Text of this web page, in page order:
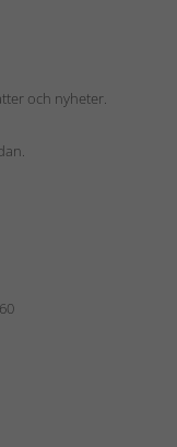
och nyheter.